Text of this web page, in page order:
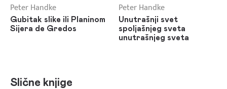
Peter Handke
Gubitak slike ili Planinom
Sijera de Gredos
Peter Handke
Unutrašnji svet
spoljašnjeg sveta
unutrašnjeg sveta
Slične knjige